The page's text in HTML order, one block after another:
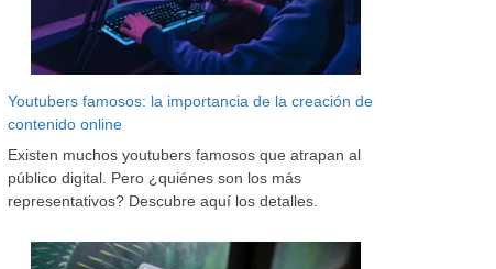
Youtubers famosos: la importancia de la creación de
contenido online
Existen muchos youtubers famosos que atrapan al
público digital. Pero ¿quiénes son los más
representativos? Descubre aquí los detalles.